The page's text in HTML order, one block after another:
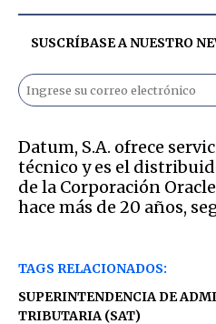
SUSCRÍBASE A NUESTRO
Datum, S.A. ofrece
técnico y es el
de la Corporación
hace más de 20 años,
TAGS RELACIONADOS:
SUPERINTENDENCIA DE
TRIBUTARIA (SAT)